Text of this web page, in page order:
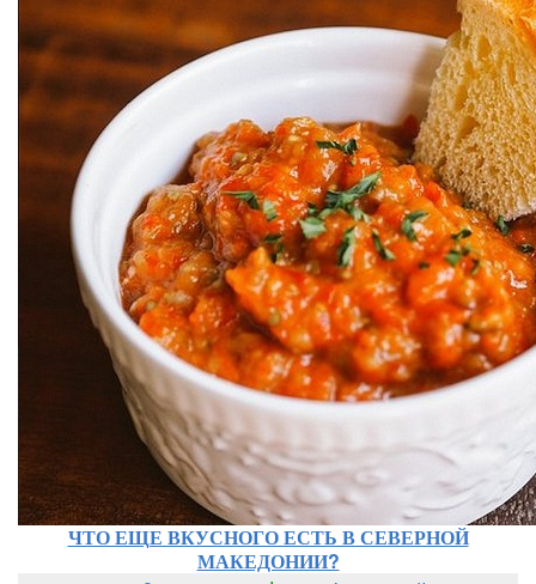
ЧТО ЕЩЕ ВКУСНОГО ЕСТЬ В СЕВЕРНОЙ
МАКЕДОНИИ?